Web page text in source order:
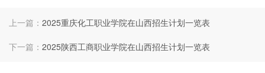
上一篇： 2025重庆化工职业学院在山西招生计划一览表
下一篇： 2025陕西工商职业学院在山西招生计划一览表